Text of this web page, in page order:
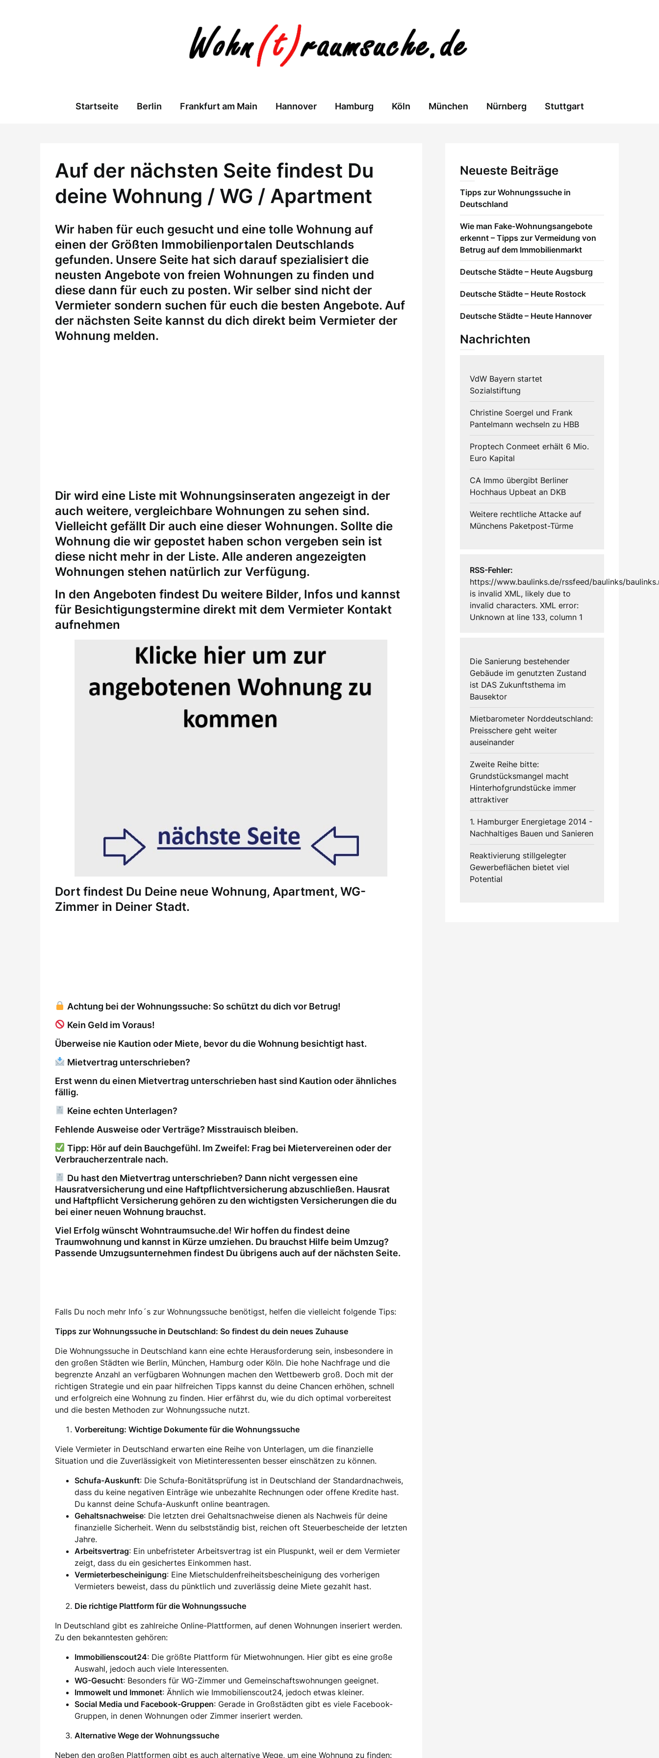
Startseite Berlin Frankfurt am Main Hannover Hamburg Köln München Nürnberg Stuttgart
Auf der nächsten Seite findest Du
deine Wohnung / WG / Apartment
Wir haben für euch gesucht und eine tolle Wohnung auf
einen der Größten Immobilienportalen Deutschlands
gefunden. Unsere Seite hat sich darauf spezialisiert die
neusten Angebote von freien Wohnungen zu finden und
diese dann für euch zu posten. Wir selber sind nicht der
Vermieter sondern suchen für euch die besten Angebote. Auf
der nächsten Seite kannst du dich direkt beim Vermieter der
Wohnung melden.
Dir wird eine Liste mit Wohnungsinseraten angezeigt in der
auch weitere, vergleichbare Wohnungen zu sehen sind.
Vielleicht gefällt Dir auch eine dieser Wohnungen. Sollte die
Wohnung die wir gepostet haben schon vergeben sein ist
diese nicht mehr in der Liste. Alle anderen angezeigten
Wohnungen stehen natürlich zur Verfügung.
In den Angeboten findest Du weitere Bilder, Infos und kannst
für Besichtigungstermine direkt mit dem Vermieter Kontakt
aufnehmen
Dort findest Du Deine neue Wohnung, Apartment, WG-
Zimmer in Deiner Stadt.
Achtung bei der Wohnungssuche: So schützt du dich vor Betrug!
Kein Geld im Voraus!
Überweise nie Kaution oder Miete, bevor du die Wohnung besichtigt hast.
Mietvertrag unterschrieben?
Erst wenn du einen Mietvertrag unterschrieben hast sind Kaution oder ähnliches
fällig.
Keine echten Unterlagen?
Fehlende Ausweise oder Verträge? Misstrauisch bleiben.
Tipp: Hör auf dein Bauchgefühl. Im Zweifel: Frag bei Mietervereinen oder der
Verbraucherzentrale nach.
Du hast den Mietvertrag unterschrieben? Dann nicht vergessen eine
Hausratversicherung und eine Haftpflichtversicherung abzuschließen. Hausrat
und Haftpflicht Versicherung gehören zu den wichtigsten Versicherungen die du
bei einer neuen Wohnung brauchst.
Viel Erfolg wünscht Wohntraumsuche.de! Wir hoffen du findest deine
Traumwohnung und kannst in Kürze umziehen. Du brauchst Hilfe beim Umzug?
Passende Umzugsunternehmen findest Du übrigens auch auf der nächsten Seite.
Falls Du noch mehr Info´s zur Wohnungssuche benötigst, helfen die vielleicht folgende Tips:
Tipps zur Wohnungssuche in Deutschland: So findest du dein neues Zuhause
Die Wohnungssuche in Deutschland kann eine echte Herausforderung sein, insbesondere in
den großen Städten wie Berlin, München, Hamburg oder Köln. Die hohe Nachfrage und die
begrenzte Anzahl an verfügbaren Wohnungen machen den Wettbewerb groß. Doch mit der
richtigen Strategie und ein paar hilfreichen Tipps kannst du deine Chancen erhöhen, schnell
und erfolgreich eine Wohnung zu finden. Hier erfährst du, wie du dich optimal vorbereitest
und die besten Methoden zur Wohnungssuche nutzt.
Vorbereitung: Wichtige Dokumente für die Wohnungssuche
Viele Vermieter in Deutschland erwarten eine Reihe von Unterlagen, um die finanzielle
Situation und die Zuverlässigkeit von Mietinteressenten besser einschätzen zu können.
Schufa-Auskunft: Die Schufa-Bonitätsprüfung ist in Deutschland der Standardnachweis,
dass du keine negativen Einträge wie unbezahlte Rechnungen oder offene Kredite hast.
Du kannst deine Schufa-Auskunft online beantragen.
Gehaltsnachweise: Die letzten drei Gehaltsnachweise dienen als Nachweis für deine
finanzielle Sicherheit. Wenn du selbstständig bist, reichen oft Steuerbescheide der letzten
Jahre.
Arbeitsvertrag: Ein unbefristeter Arbeitsvertrag ist ein Pluspunkt, weil er dem Vermieter
zeigt, dass du ein gesichertes Einkommen hast.
Vermieterbescheinigung: Eine Mietschuldenfreiheitsbescheinigung des vorherigen
Vermieters beweist, dass du pünktlich und zuverlässig deine Miete gezahlt hast.
Die richtige Plattform für die Wohnungssuche
In Deutschland gibt es zahlreiche Online-Plattformen, auf denen Wohnungen inseriert werden.
Zu den bekanntesten gehören:
Immobilienscout24: Die größte Plattform für Mietwohnungen. Hier gibt es eine große
Auswahl, jedoch auch viele Interessenten.
WG-Gesucht: Besonders für WG-Zimmer und Gemeinschaftswohnungen geeignet.
Immowelt und Immonet: Ähnlich wie Immobilienscout24, jedoch etwas kleiner.
Social Media und Facebook-Gruppen: Gerade in Großstädten gibt es viele Facebook-
Gruppen, in denen Wohnungen oder Zimmer inseriert werden.
Alternative Wege der Wohnungssuche
Neben den großen Plattformen gibt es auch alternative Wege, um eine Wohnung zu finden:
Neueste Beiträge
Tipps zur Wohnungssuche in
Deutschland
Wie man Fake-Wohnungsangebote
erkennt – Tipps zur Vermeidung von
Betrug auf dem Immobilienmarkt
Deutsche Städte – Heute Augsburg
Deutsche Städte – Heute Rostock
Deutsche Städte – Heute Hannover
Nachrichten
VdW Bayern startet
Sozialstiftung
Christine Soergel und Frank
Pantelmann wechseln zu HBB
Proptech Conmeet erhält 6 Mio.
Euro Kapital
CA Immo übergibt Berliner
Hochhaus Upbeat an DKB
Weitere rechtliche Attacke auf
Münchens Paketpost-Türme
RSS-Fehler:
https://www.baulinks.de/rssfeed/baulinks/
is invalid XML, likely due to
invalid characters. XML error:
Unknown at line 133, column 1
Die Sanierung bestehender
Gebäude im genutzten Zustand
ist DAS Zukunftsthema im
Bausektor
Mietbarometer Norddeutschland:
Preisschere geht weiter
auseinander
Zweite Reihe bitte:
Grundstücksmangel macht
Hinterhofgrundstücke immer
attraktiver
1. Hamburger Energietage 2014 -
Nachhaltiges Bauen und Sanieren
Reaktivierung stillgelegter
Gewerbeflächen bietet viel
Potential